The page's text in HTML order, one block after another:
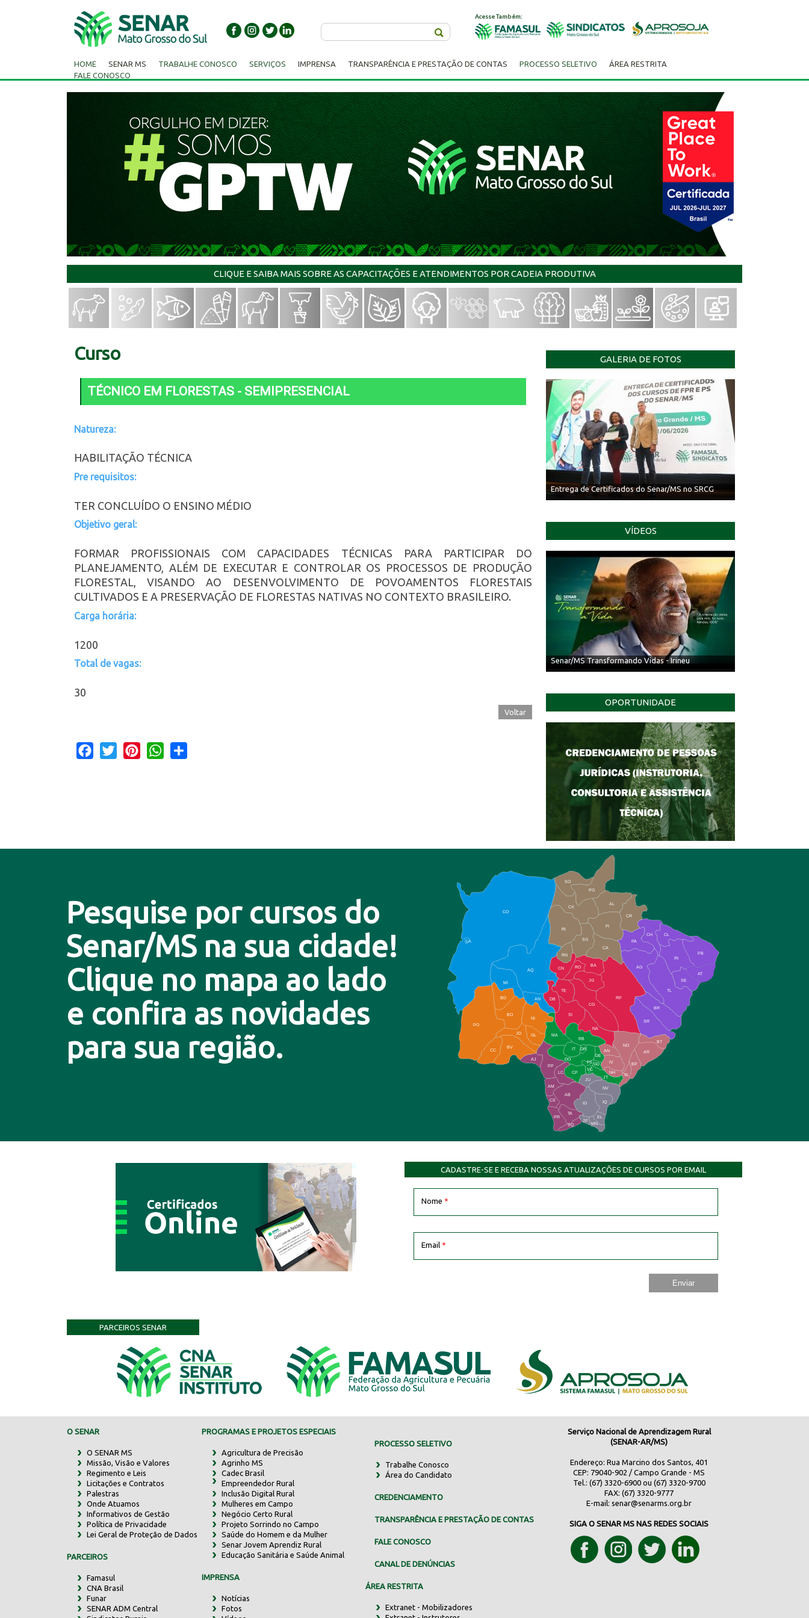
Acesse Também:
HOME SENAR MS TRABALHE CONOSCO SERVIÇOS IMPRENSA TRANSPARÊNCIA E PRESTAÇÃO DE CONTAS PROCESSO SELETIVO
ÁREA RESTRITA
FALE CONOSCO
CLIQUE E SAIBA MAIS SOBRE AS CAPACITAÇÕES E ATENDIMENTOS POR CADEIA PRODUTIVA
GALERIA DE FOTOS
Entrega de Certificados do Senar/MS no SRCG
VÍDEOS
Senar/MS Transformando Vidas - Irineu
OPORTUNIDADE
Curso
TÉCNICO EM FLORESTAS - SEMIPRESENCIAL
Natureza:
HABILITAÇÃO TÉCNICA
Pre requisitos:
TER CONCLUÍDO O ENSINO MÉDIO
Objetivo geral:
FORMAR PROFISSIONAIS COM CAPACIDADES TÉCNICAS PARA PARTICIPAR DO
PLANEJAMENTO, ALÉM DE EXECUTAR E CONTROLAR OS PROCESSOS DE PRODUÇÃO
FLORESTAL, VISANDO AO DESENVOLVIMENTO DE POVOAMENTOS FLORESTAIS
CULTIVADOS E A PRESERVAÇÃO DE FLORESTAS NATIVAS NO CONTEXTO BRASILEIRO.
Carga horária:
1200
Total de vagas:
30
Voltar
Facebook
Twitter PinterestWhatsApp
Pesquise por cursos do
Senar/MS na sua cidade!
Clique no mapa ao lado
e confira as novidades
para sua região.
CO
AQ
MI
AN
CX
RI
AL
CR
FI
SG
BA
CA
PA
CH CL
PB
SE
TL
AG
BR
SR
BT
AR
RP
RO
JG
CG
SI
NA
TA
NH
JT
RB
MA
IT
DR
DO
CP
JU
NV
IQ
EL
BD
BO
NI
JD
PO
BV
CC
PP
AJ
LC
AM
AB
JP
DB
TE
CS
PR
TA
SQ
IG
MN
IN
NO
BP
RN
CN
GL
AN
IV
FS
VC
GD
DE
AT
PG
SO
LA
CADASTRE-SE E RECEBA NOSSAS ATUALIZAÇÕES DE CURSOS POR EMAIL
Nome *
Email *
PARCEIROS SENAR
O SENAR
O SENAR MS
Missão, Visão e Valores
Regimento e Leis
Licitações e Contratos
Palestras
Onde Atuamos
Informativos de Gestão
Política de Privacidade
Lei Geral de Proteção de Dados
PARCEIROS
Famasul
CNA Brasil
Funar
SENAR ADM Central
PROGRAMAS E PROJETOS ESPECIAIS
Agricultura de Precisão
Agrinho MS
Cadec Brasil
Empreendedor Rural
Inclusão Digital Rural
Mulheres em Campo
Negócio Certo Rural
Projeto Sorrindo no Campo
Saúde do Homem e da Mulher
Senar Jovem Aprendiz Rural
Educação Sanitária e Saúde Animal
IMPRENSA
Notícias
Fotos
PROCESSO SELETIVO
Trabalhe Conosco
Área do Candidato
CREDENCIAMENTO
TRANSPARÊNCIA E PRESTAÇÃO DE CONTAS
FALE CONOSCO
CANAL DE DENÚNCIAS
ÁREA RESTRITA
Extranet - Mobilizadores
Serviço Nacional de Aprendizagem Rural
(SENAR-AR/MS)
Endereço: Rua Marcino dos Santos, 401
CEP: 79040-902 / Campo Grande - MS
Tel.: (67) 3320-6900 ou (67) 3320-9700
FAX: (67) 3320-9777
E-mail:senar@senarms.org.br
SIGA O SENAR MS NAS REDES SOCIAIS